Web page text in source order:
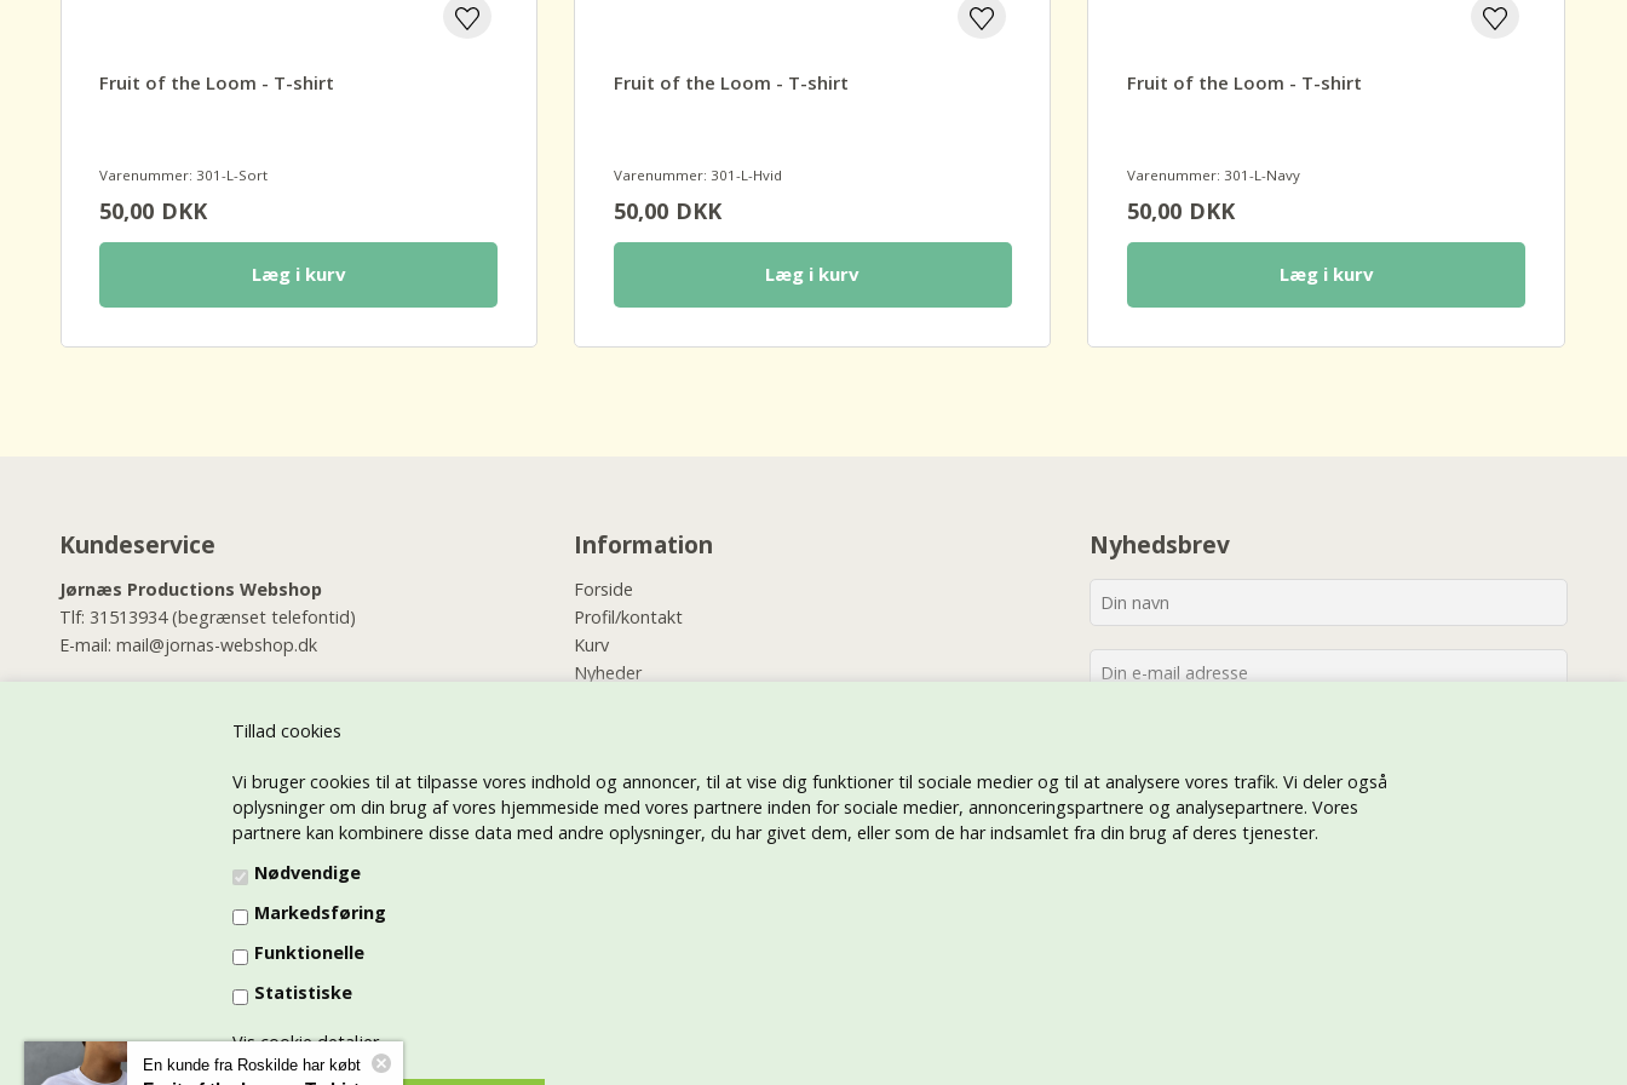
Tillad cookies
Vi bruger cookies til at tilpasse vores indhold og annoncer, til at vise dig funktioner til sociale medier og til at analysere vores trafik. Vi deler også
oplysninger om din brug af vores hjemmeside med vores partnere inden for sociale medier, annonceringspartnere og analysepartnere. Vores
partnere kan kombinere disse data med andre oplysninger, du har givet dem, eller som de har indsamlet fra din brug af deres tjenester.
Nødvendige
Markedsføring
Funktionelle
Statistiske
Vis cookie detaljer
Fruit of the Loom - T-shirt
Varenummer: 301-L-Sort
50,00DKK
Læg i kurv
Fruit of the Loom - T-shirt
Varenummer: 301-L-Hvid
50,00DKK
Læg i kurv
Fruit of the Loom - T-shirt
Varenummer: 301-L-Navy
50,00DKK
Læg i kurv
Kundeservice
Jørnæs Productions Webshop
Tlf: 31513934(begrænset telefontid)
E-mail: mail@jornas-webshop.dk
(alle dage i dagtimerne)
jornas@jornas.dk
Jørnæs Productions Tryk på tøj afdelingen
Information
Forside
Profil/kontakt
Kurv
Nyheder
Hjælp
Tryk på tøj
Betal
Nyhedsbrev
En kunde fra Roskilde har købt